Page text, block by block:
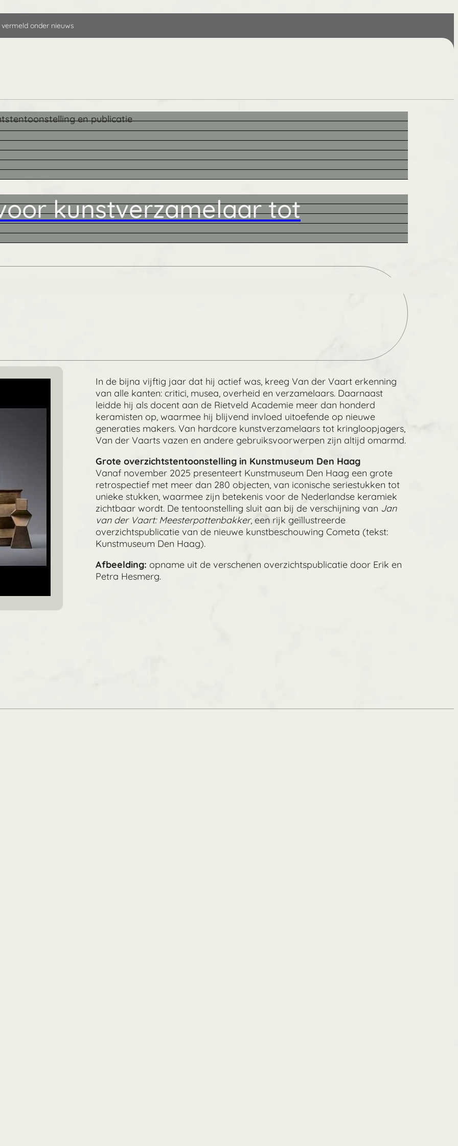
onder nieuws
en publicatie
kunstverzamelaar tot
In de bijna vijftig jaar dat hij actief was, kreeg Van der Vaart erkenning
van alle kanten: critici, musea, overheid en verzamelaars. Daarnaast
leidde hij als docent aan de Rietveld Academie meer dan honderd
keramisten op, waarmee hij blijvend invloed uitoefende op nieuwe
generaties makers. Van hardcore kunstverzamelaars tot kringloopjagers,
Van der Vaarts vazen en andere gebruiksvoorwerpen zijn altijd omarmd.
Grote overzichtstentoonstelling in Kunstmuseum Den Haag
Vanaf november 2025 presenteert Kunstmuseum Den Haag een grote
retrospectief met meer dan 280 objecten, van iconische seriestukken tot
unieke stukken, waarmee zijn betekenis voor de Nederlandse keramiek
zichtbaar wordt. De tentoonstelling sluit aan bij de verschijning van Jan
van der Vaart: Meesterpottenbakker, een rijk geïllustreerde
overzichtspublicatie van de nieuwe kunstbeschouwing Cometa (tekst:
Kunstmuseum Den Haag).
Afbeelding: opname uit de verschenen overzichtspublicatie door Erik en
Petra Hesmerg.